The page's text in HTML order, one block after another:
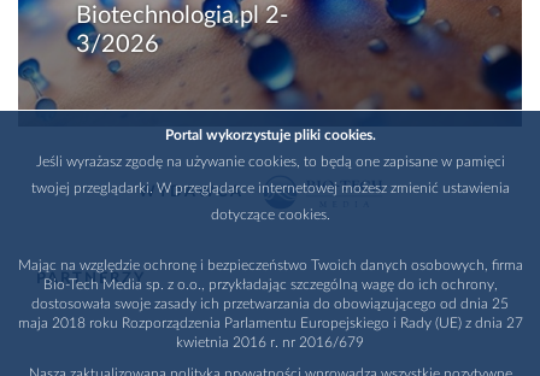
Biotechnologia.pl 2-
3/2026
WYDAWCA
PARTNERZY
Portal wykorzystuje pliki cookies.
Jeśli wyrażasz zgodę na używanie cookies, to będą one zapisane w pamięci
twojej przeglądarki. W przeglądarce internetowej możesz zmienić ustawienia
dotyczące cookies.
Mając na względzie ochronę i bezpieczeństwo Twoich danych osobowych, firma
Bio-Tech Media sp. z o.o., przykładając szczególną wagę do ich ochrony,
dostosowała swoje zasady ich przetwarzania do obowiązującego od dnia 25
maja 2018 roku Rozporządzenia Parlamentu Europejskiego i Rady (UE) z dnia 27
kwietnia 2016 r. nr 2016/679